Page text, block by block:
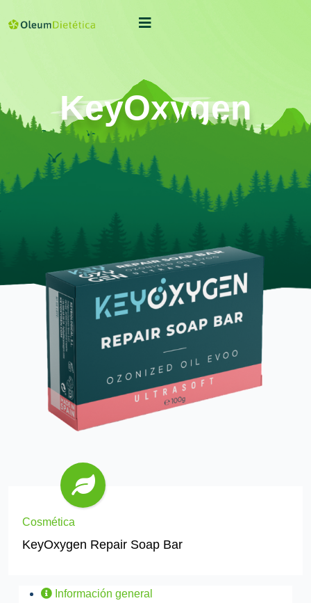
KeyOxygen
Cosmética
KeyOxygen Repair Soap Bar
Información general